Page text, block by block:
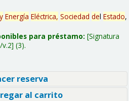
y Energía Eléctrica, Sociedad del Estado,
para préstamo: Signatura
(3).
reserva
al carrito